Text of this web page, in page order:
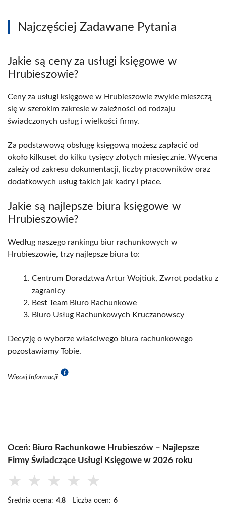
Najczęściej Zadawane Pytania
Jakie są ceny za usługi księgowe w
Hrubieszowie?
Ceny za usługi księgowe w Hrubieszowie zwykle mieszczą
się w szerokim zakresie w zależności od rodzaju
świadczonych usług i wielkości firmy.
Za podstawową obsługę księgową możesz zapłacić od
około kilkuset do kilku tysięcy złotych miesięcznie. Wycena
zależy od zakresu dokumentacji, liczby pracowników oraz
dodatkowych usług takich jak kadry i płace.
Jakie są najlepsze biura księgowe w
Hrubieszowie?
Według naszego rankingu biur rachunkowych w
Hrubieszowie, trzy najlepsze biura to:
Centrum Doradztwa Artur Wojtiuk, Zwrot podatku z
zagranicy
Best Team Biuro Rachunkowe
Biuro Usług Rachunkowych Kruczanowscy
Decyzję o wyborze właściwego biura rachunkowego
pozostawiamy Tobie.
Więcej Informacji
Oceń: Biuro Rachunkowe Hrubieszów – Najlepsze
Firmy Świadczące Usługi Księgowe w 2026 roku
★ ★ ★ ★ ★
Średnia ocena: 4.8 Liczba ocen: 6